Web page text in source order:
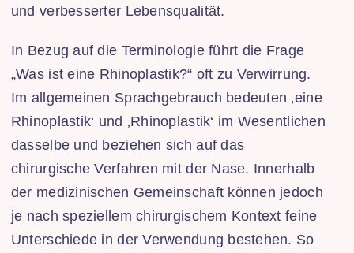
und verbesserter Lebensqualität.
In Bezug auf die Terminologie führt die Frage
„Was ist eine Rhinoplastik?“ oft zu Verwirrung.
Im allgemeinen Sprachgebrauch bedeuten ‚eine
Rhinoplastik‘ und ‚Rhinoplastik‘ im Wesentlichen
dasselbe und beziehen sich auf das
chirurgische Verfahren mit der Nase. Innerhalb
der medizinischen Gemeinschaft können jedoch
je nach speziellem chirurgischem Kontext feine
Unterschiede in der Verwendung bestehen. So